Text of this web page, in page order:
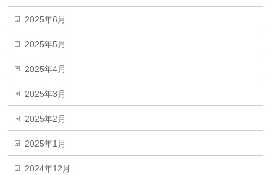
2025年6月
2025年5月
2025年4月
2025年3月
2025年2月
2025年1月
2024年12月